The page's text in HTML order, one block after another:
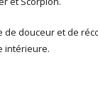
douceur et de
intérieure.